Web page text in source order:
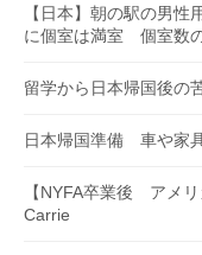
【日本】朝の駅の男
に個室は満室 個室数
留学から日本帰国後の
日本帰国準備 車や家
【NYFA卒業後 アメ
Carrie